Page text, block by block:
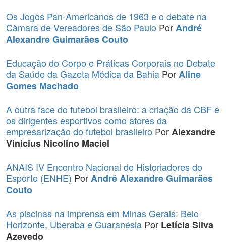
Os Jogos Pan-Americanos de 1963 e o debate na
Câmara de Vereadores de São Paulo PorAndré
Alexandre Guimarães Couto
Educação do Corpo e Práticas Corporais no Debate
da Saúde da Gazeta Médica da Bahia PorAline
Gomes Machado
A outra face do futebol brasileiro: a criação da CBF e
os dirigentes esportivos como atores da
empresarização do futebol brasileiro PorAlexandre
Vinicius Nicolino Maciel
ANAIS IV Encontro Nacional de Historiadores do
Esporte (ENHE) PorAndré Alexandre Guimarães
Couto
As piscinas na imprensa em Minas Gerais: Belo
Horizonte, Uberaba e Guaranésia Por Letícia Silva
Azevedo